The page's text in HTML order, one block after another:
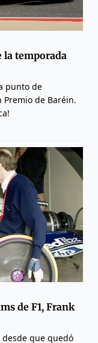
la temporada
punto de
Premio de Baréin.
de F1, Frank
que quedó